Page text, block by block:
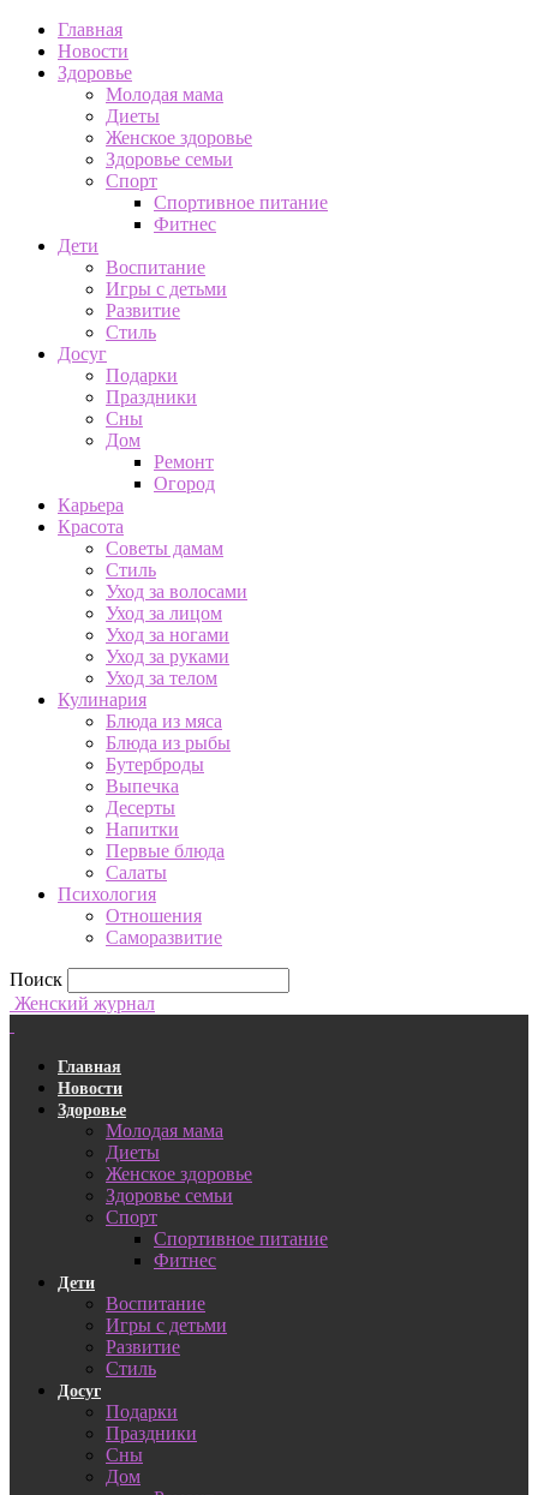
Главная
Новости
Здоровье
Молодая мама
Диеты
Женское здоровье
Здоровье семьи
Спорт
Спортивное питание
Фитнес
Дети
Воспитание
Игры с детьми
Развитие
Стиль
Досуг
Подарки
Праздники
Сны
Дом
Ремонт
Огород
Карьера
Красота
Советы дамам
Стиль
Уход за волосами
Уход за лицом
Уход за ногами
Уход за руками
Уход за телом
Кулинария
Блюда из мяса
Блюда из рыбы
Бутерброды
Выпечка
Десерты
Напитки
Первые блюда
Салаты
Психология
Отношения
Саморазвитие
Поиск
Женский журнал
Главная
Новости
Здоровье
Молодая мама
Диеты
Женское здоровье
Здоровье семьи
Спорт
Спортивное питание
Фитнес
Дети
Воспитание
Игры с детьми
Развитие
Стиль
Досуг
Подарки
Праздники
Сны
Дом